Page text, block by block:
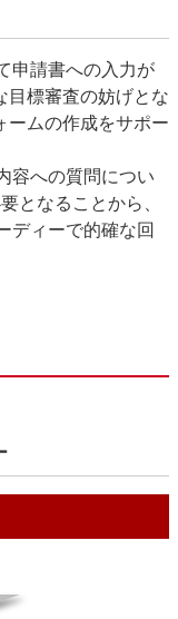
申請書への入力が
目標審査の妨げとな
ームの作成をサポー
容への質問につい
となることから、
ディーで的確な回